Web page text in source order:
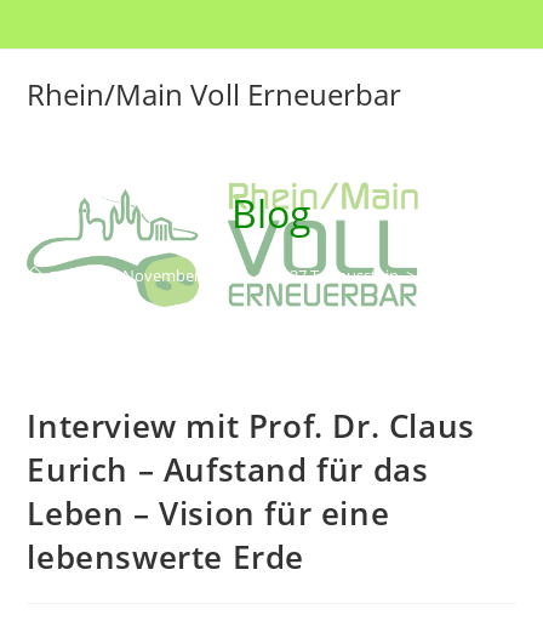
Rhein/Main Voll Erneuerbar
Blog
> 2022 > November > COP27 Taunusstein >
Interview mit Prof. Dr. Claus
Eurich – Aufstand für das
Leben – Vision für eine
lebenswerte Erde